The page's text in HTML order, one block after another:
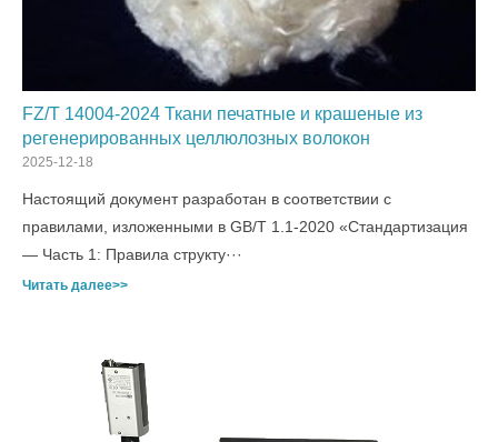
FZ/T 14004-2024 Ткани печатные и крашеные из
регенерированных целлюлозных волокон
2025-12-18
Настоящий документ разработан в соответствии с
правилами, изложенными в GB/T 1.1-2020 «Стандартизация
— Часть 1: Правила структу···
Читать далее>>